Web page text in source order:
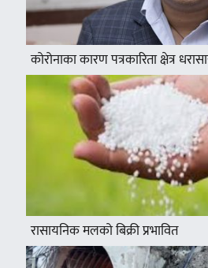
कोरोनाका कारण पत्रकारिता क्षेत्र
रासायनिक मलको बिक्री प्रभावित